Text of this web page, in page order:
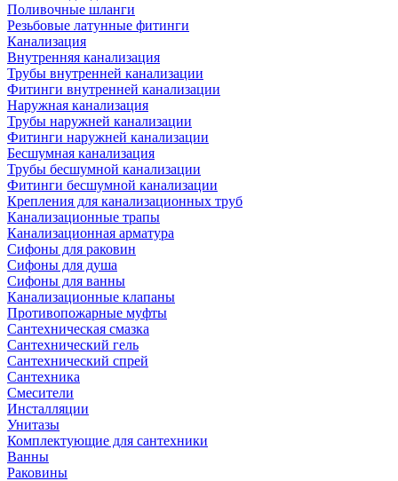
Поливочные шланги
Резьбовые латунные фитинги
Канализация
Внутренняя канализация
Трубы внутренней канализации
Фитинги внутренней канализации
Наружная канализация
Трубы наружней канализации
Фитинги наружней канализации
Бесшумная канализация
Трубы бесшумной канализации
Фитинги бесшумной канализации
Крепления для канализационных труб
Канализационные трапы
Канализационная арматура
Сифоны для раковин
Сифоны для душа
Сифоны для ванны
Канализационные клапаны
Противопожарные муфты
Сантехническая смазка
Сантехнический гель
Сантехнический спрей
Сантехника
Смесители
Инсталляции
Унитазы
Комплектующие для сантехники
Ванны
Раковины